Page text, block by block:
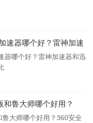
速器哪个好？雷神加速
成本对比
器哪个好？雷神加速器和迅
和鲁大师哪个好用？
和鲁大师功能介绍
大师哪个好用？360安全